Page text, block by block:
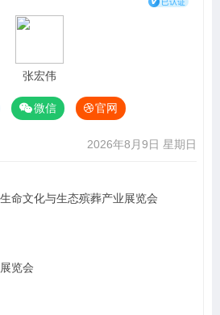
张宏伟
微信 官网
2026年8月9日 星期日
命文化与生态殡葬产业展览会
览会